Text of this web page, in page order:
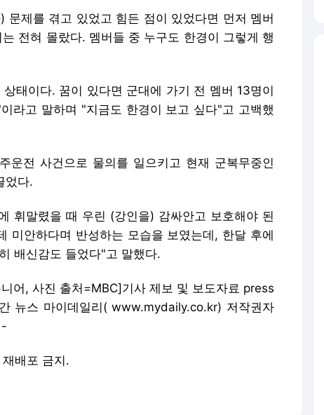
문제를 겪고 있었고 힘든 점이 있었다면 먼저 멤버
전혀 몰랐다. 멤버들 중 누구도 한경이 그렇게 행
태이다. 꿈이 있다면 군대에 가기 전 멤버 13명이
라고 말하며 "지금도 한경이 보고 싶다"고 고백했
운전 사건으로 물의를 일으키고 현재 군복무중인
었다.
휘말렸을 때 우린 (강인을) 감싸안고 보호해야 된
미안하다며 반성하는 모습을 보였는데, 한달 후에
배신감도 들었다"고 말했다.
어, 사진 출처=MBC]기사 제보 및 보도자료 press
뉴스 마이데일리(www.mydaily.co.kr) 저작권자
배포 금지.